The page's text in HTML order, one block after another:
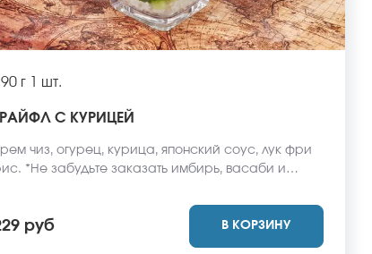
190 г1 шт.
С КУРИЦЕЙ
чиз, огурец, курица, японский соус, лук фри
*Не забудьте заказать имбирь, васаби и
вид блюда может отличаться от фото на
руб В КОРЗИНУ